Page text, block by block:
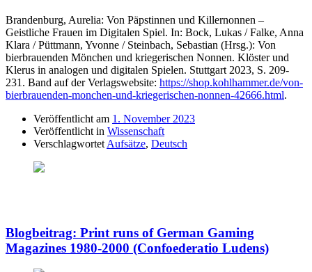
Brandenburg, Aurelia: Von Päpstinnen und Killernonnen –
Geistliche Frauen im Digitalen Spiel. In: Bock, Lukas / Falke, Anna
Klara / Püttmann, Yvonne / Steinbach, Sebastian (Hrsg.): Von
bierbrauenden Mönchen und kriegerischen Nonnen. Klöster und
Klerus in analogen und digitalen Spielen. Stuttgart 2023, S. 209-
231. Band auf der Verlagswebsite: https://shop.kohlhammer.de/von-
bierbrauenden-monchen-und-kriegerischen-nonnen-42666.html.
Veröffentlicht am 1. November 2023
Veröffentlicht in Wissenschaft
Verschlagwortet Aufsätze, Deutsch
Blogbeitrag: Print runs of German Gaming
Magazines 1980-2000 (Confoederatio Ludens)